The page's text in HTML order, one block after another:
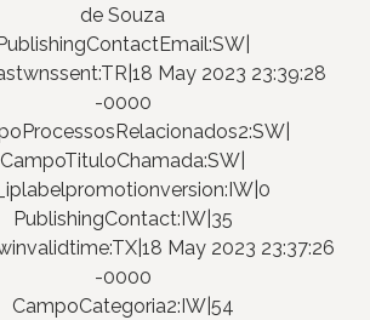
de Souza
PublishingContactEmail:SW|
May 2023 23:39:28
-0000
CampoTituloChamada:SW|
PublishingContact:IW|35
May 2023 23:37:26
-0000
CampoCategoria2:IW|54